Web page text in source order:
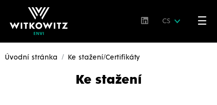
CS ☰
Úvodní stránka Ke stažení/Certifikáty
Ke stažení